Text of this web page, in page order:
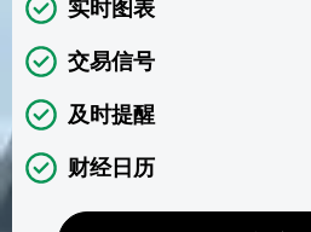
实时图表
交易信号
及时提醒
财经日历